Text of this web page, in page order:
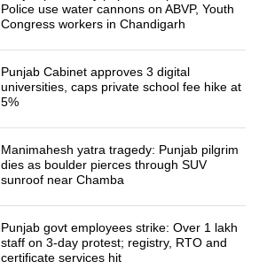
Police use water cannons on ABVP, Youth
Congress workers in Chandigarh
Punjab Cabinet approves 3 digital
universities, caps private school fee hike at
5%
Manimahesh yatra tragedy: Punjab pilgrim
dies as boulder pierces through SUV
sunroof near Chamba
Punjab govt employees strike: Over 1 lakh
staff on 3-day protest; registry, RTO and
certificate services hit